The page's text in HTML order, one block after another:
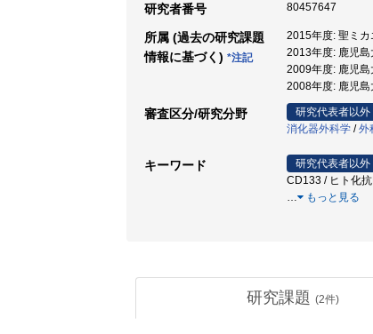
研究者番号 80457647
所属 (過去の研究課題
情報に基づく) *注記
2015年度: 聖ミ
2013年度: 鹿児
2009年度: 鹿児
2008年度: 鹿児
審査区分/研究分野
研究代表者以外
消化器外科学 /外
キーワード
研究代表者以外
CD133 / ヒト化
…
もっと見る
研究課題 (2件)